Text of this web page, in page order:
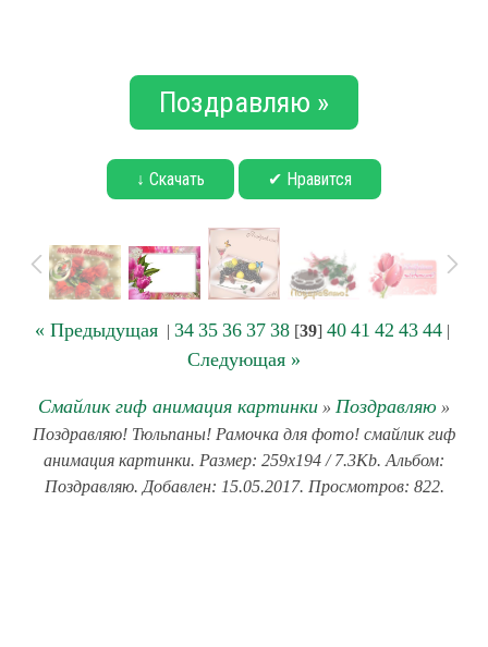
Поздравляю »
↓ Скачать ✔ Нравится
« Предыдущая| 34 35 36 37 38[39] 40 41 42 43 44|
Следующая »
Смайлик гиф анимация картинки » Поздравляю »
Поздравляю! Тюльпаны! Рамочка для фото! смайлик гиф
анимация картинки. Размер: 259x194 / 7.3Kb. Альбом:
Поздравляю. Добавлен: 15.05.2017. Просмотров: 822.